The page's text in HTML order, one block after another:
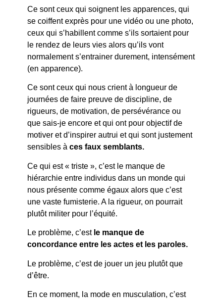
Ce sont ceux qui soignent les apparences, qui
se coiffent exprès pour une vidéo ou une photo,
ceux qui s’habillent comme s’ils sortaient pour
le rendez de leurs vies alors qu’ils vont
normalement s’entrainer durement, intensément
(en apparence).
Ce sont ceux qui nous crient à longueur de
journées de faire preuve de discipline, de
rigueurs, de motivation, de persévérance ou
que sais-je encore et qui ont pour objectif de
motiver et d’inspirer autrui et qui sont justement
sensibles à ces faux semblants.
Ce qui est « triste », c’est le manque de
hiérarchie entre individus dans un monde qui
nous présente comme égaux alors que c’est
une vaste fumisterie. A la rigueur, on pourrait
plutôt militer pour l’équité.
Le problème, c’est le manque de
concordance entre les actes et les paroles.
Le problème, c’est de jouer un jeu plutôt que
d’être.
En ce moment, la mode en musculation, c’est